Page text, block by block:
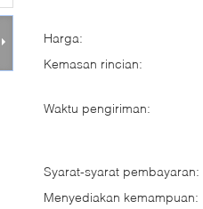
Harga:
Kemasan rincian:
Waktu pengiriman:
Syarat-syarat pembayaran:
Menyediakan kemampuan: